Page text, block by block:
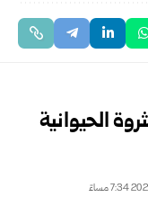
الحيوانية